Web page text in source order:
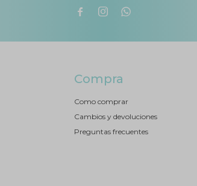
  
Compra
Como comprar
Cambios y devoluciones
Preguntas frecuentes